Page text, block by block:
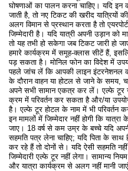
घोषणाओं का पालन करना चाहिए। यदि इन
जाती है, तो नए टिकट की खरीद यात्रियों
अलग विमान से प्रस्थान करता है तो
जिम्मेदारी है। यदि यात्री अपनी उड़ान
तो यह तभी हो सकेगा जब टिकट जारी हो
हमारे कार्यक्रम में समूह-क्लास सीटें हैं,
पड़ सकता है। मोनिल फोन का विदेश में
पहले जांच लें कि आपकी लाइन इंटरनेशनल
के दौरान वाहन या होटल से जाने के समय,
अपने सभी सामान एकत्र कर लें। एल्फे टूर
क्रम में परिवर्तन कर सकता है और/या
है। एल्फे टूर होटल के नाम में भी परिवर्तन
इन मामलों में जिम्मेदार नहीं होगी कि
जाए। 18 वर्ष से कम उम्र के बच्चे यदि
सहमति पत्र लेना चाहिए; यदि पिता के
कर रहे हैं तो दोनों से। यदि ऐसी सहमति नहीं
जिम्मेदारी एल्फे टूर नहीं लेगा। सामान्य
और यात्रा कार्यक्रम से अलग नहीं मानी